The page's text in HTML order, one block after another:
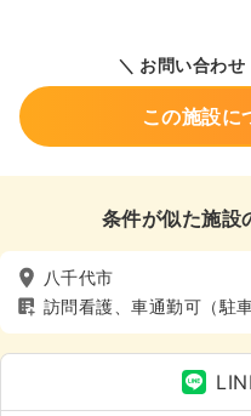
＼ お問い合わ
この施設に
条件が似た施設
八千代市
訪問看護、車通勤可（駐車